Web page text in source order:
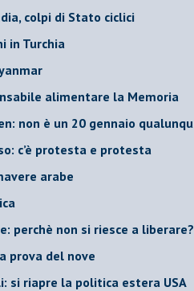
colpi di Stato ciclici
in Turchia
alimentare la Memoria
non è un 20 gennaio
c’è protesta e protesta
arabe
perchè non si riesce a liberare?
prova del nove
si riapre la politica estera USA